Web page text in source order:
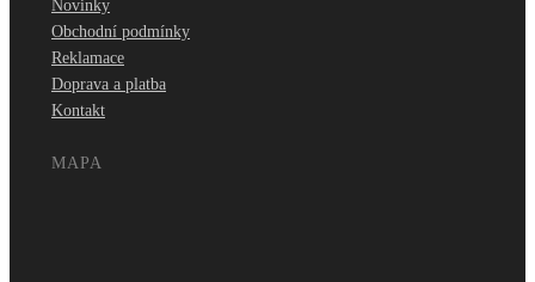
Novinky
Obchodní podmínky
Reklamace
Doprava a platba
Kontakt
MAPA